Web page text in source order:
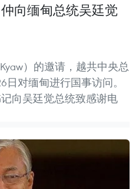
向缅甸总统吴廷觉
）的邀请，越共中央总
对缅甸进行国事访问。
向吴廷觉总统致感谢电